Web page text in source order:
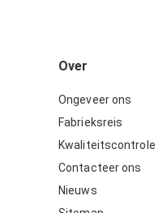
Over
Ongeveer ons
Fabrieksreis
Kwaliteitscontrole
Contacteer ons
Nieuws